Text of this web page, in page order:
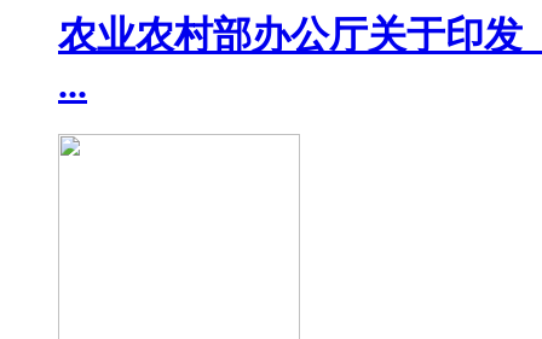
农业农村部办公厅关于印发
...